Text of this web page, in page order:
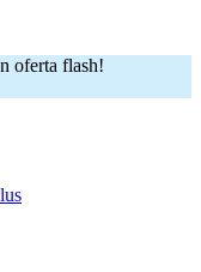
oferta flash!